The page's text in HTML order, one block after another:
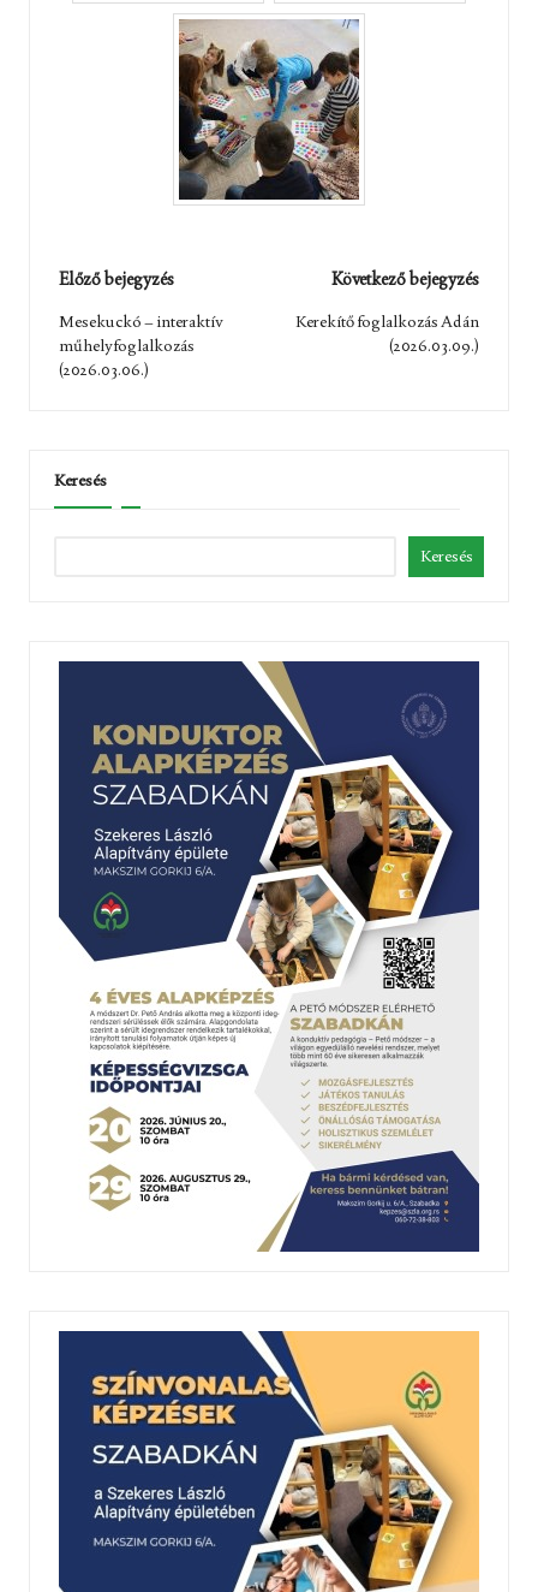
Post
navigation
Előző bejegyzés
Mesekuckó – interaktív
műhelyfoglalkozás
(2026.03.06.)
Következő bejegyzés
Kerekítő foglalkozás Adán
(2026.03.09.)
Keresés
Keresés